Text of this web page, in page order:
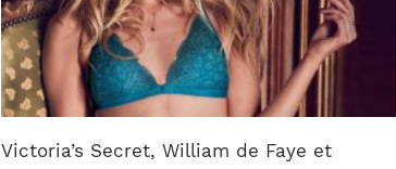
Victoria’s Secret, William de Faye et